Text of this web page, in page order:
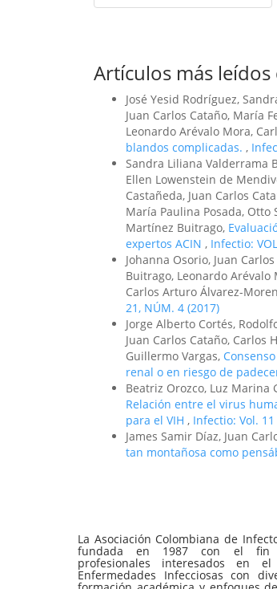
Artículos más
José Yesid Rodríguez,
Juan Carlos Cataño, María
Leonardo Arévalo Mora,
blandos complicadas. ,
Sandra Liliana Valderrama
Ellen Lowenstein de
Castañeda, Juan Carlos
María Paulina Posada, Otto
Martínez Buitrago,
expertos ACIN , Infectio:
Johanna Osorio, Juan
Buitrago, Leonardo Arévalo
Carlos Arturo Álvarez-
21, NÚM. 4 (2017)
Jorge Alberto Cortés,
Juan Carlos Cataño, Carlos
Guillermo Vargas,
renal o en riesgo de
Beatriz Orozco, Luz Marina
Relación entre el virus
para el VIH , Infectio: Vol.
James Samir Díaz, Juan
tan montañosa como
La Asociación Colombiana de
fundada en 1987 con el fin
profesionales interesados en
Enfermedades Infecciosas con